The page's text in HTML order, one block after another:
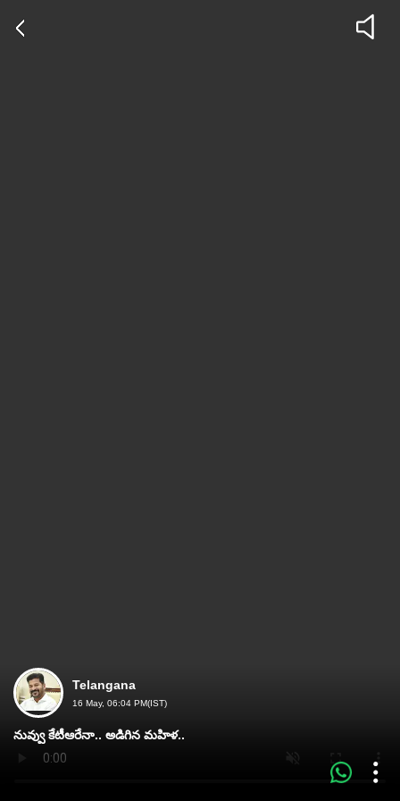
Telangana
16 May, 06:04 PM(IST)
నువ్వు కేటీఆరేనా.. అడిగిన మహిళ..